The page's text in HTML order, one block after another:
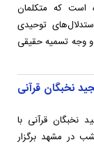
است که متکلمان
توحیدی
وجه تسمیه حقیقی
نخبگان قرآنی
نخبگان قرآنی با
در مشهد برگزار